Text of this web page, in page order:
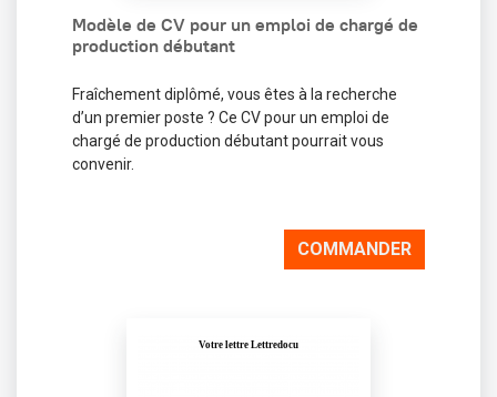
Modèle de CV pour un emploi de chargé de
production débutant
Fraîchement diplômé, vous êtes à la recherche
d’un premier poste ? Ce CV pour un emploi de
chargé de production débutant pourrait vous
convenir.
COMMANDER